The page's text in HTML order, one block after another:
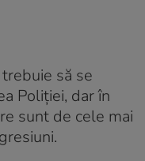
să se
Poliției, dar în
sunt de cele mai